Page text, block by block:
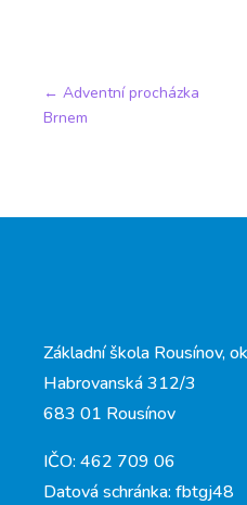
← Adventní procházka
Brnem
Základní škola Rousínov,
Habrovanská 312/3
683 01 Rousínov
IČO: 462 709 06
Datová schránka: fbtgj48